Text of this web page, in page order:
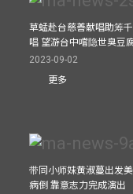
草蜢赴台慈善献唱助筹
唱 望游台中嚐隐世臭豆
2023-09-02
更多
带同小师妹黄淑蔓出发
病倒 靠意志力完成演出